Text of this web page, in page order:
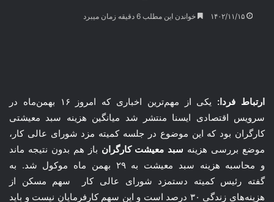
۱۴۰۲/۱۱/۱۵ خواندن این مطلب 6 دقیقه زمان میبرد
ارتباط فردا:
یکی از مهم‌ترین اخباری که امروز ۱۶ بهمن‌ماه در
سرویس اقتصادی ایسنا منتشر شد میانگین هزینه سبد معیشتی
کارگران بود که این موضوع در جلسه کمیته مزد شورای عالی کار،
موضع بررسی هزینه سبد معیشت کارگران باز هم بدون نتیجه ماند
و محاسبه هزینه سبد معیشت به ۲۹ بهمن ماه موکول شد. به
گفته رئیس کمیته دستمزد شورای عالی کار سهم مسکن از
هزینه‌های زندگی ۳۰ درصد است و این سهم کارفرمایان نیست و باید